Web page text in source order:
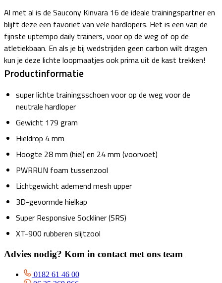
Al met al is de Saucony Kinvara 16 de ideale trainingspartner en
blijft deze een favoriet van vele hardlopers. Het is een van de
fijnste uptempo daily trainers, voor op de weg of op de
atletiekbaan. En als je bij wedstrijden geen carbon wilt dragen
kun je deze lichte loopmaatjes ook prima uit de kast trekken!
Productinformatie
super lichte trainingsschoen voor op de weg voor de
neutrale hardloper
Gewicht 179 gram
Hieldrop 4 mm
Hoogte 28 mm (hiel) en 24 mm (voorvoet)
PWRRUN foam tussenzool
Lichtgewicht ademend mesh upper
3D-gevormde hielkap
Super Responsive Sockliner (SRS)
XT-900 rubberen slijtzool
Advies nodig? Kom in contact met ons team
0182 61 46 00